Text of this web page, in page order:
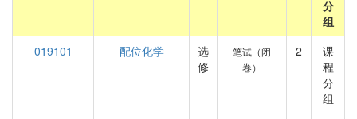
分
组
019101
配位化学
选
修
笔试（闭
卷）
2
课
程
分
组